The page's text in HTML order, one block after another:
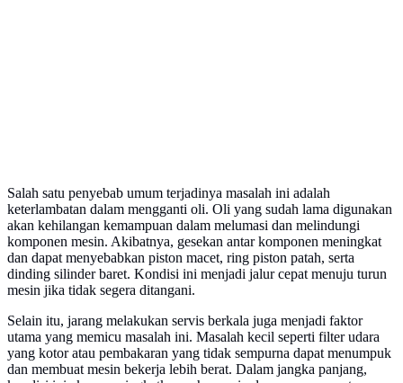
Salah satu penyebab umum terjadinya masalah ini adalah
keterlambatan dalam mengganti oli. Oli yang sudah lama digunakan
akan kehilangan kemampuan dalam melumasi dan melindungi
komponen mesin. Akibatnya, gesekan antar komponen meningkat
dan dapat menyebabkan piston macet, ring piston patah, serta
dinding silinder baret. Kondisi ini menjadi jalur cepat menuju turun
mesin jika tidak segera ditangani.
Selain itu, jarang melakukan servis berkala juga menjadi faktor
utama yang memicu masalah ini. Masalah kecil seperti filter udara
yang kotor atau pembakaran yang tidak sempurna dapat menumpuk
dan membuat mesin bekerja lebih berat. Dalam jangka panjang,